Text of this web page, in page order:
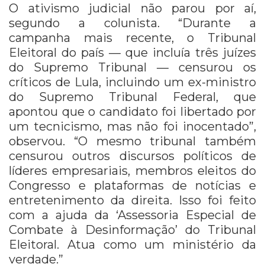
O ativismo judicial não parou por aí,
segundo a colunista. “Durante a
campanha mais recente, o Tribunal
Eleitoral do país — que incluía três juízes
do Supremo Tribunal — censurou os
críticos de Lula, incluindo um ex-ministro
do Supremo Tribunal Federal, que
apontou que o candidato foi libertado por
um tecnicismo, mas não foi inocentado”,
observou. “O mesmo tribunal também
censurou outros discursos políticos de
líderes empresariais, membros eleitos do
Congresso e plataformas de notícias e
entretenimento da direita. Isso foi feito
com a ajuda da ‘Assessoria Especial de
Combate à Desinformação’ do Tribunal
Eleitoral. Atua como um ministério da
verdade.”